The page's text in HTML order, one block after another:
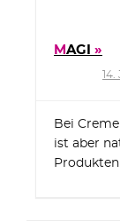
MAGI
14.
Bei
ist aber